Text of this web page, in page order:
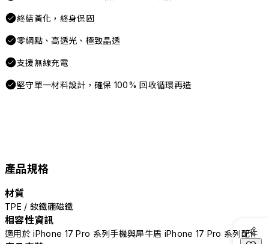
終結黃化，終身保固
零網點、高透光、極致晶透
支援無線充電
堅守單一材料設計，確保 100% 回收循環再造
產品規格
材質
TPE / 釹鐵硼磁鐵
相容性資訊
適用於 iPhone 17 Pro 系列手機與犀牛盾 iPhone 17 Pro 系列配件